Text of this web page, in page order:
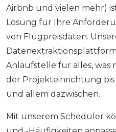
Airbnb und vielen mehr)
Lösung für Ihre
von Flugpreisdaten.
Anlaufstelle für alles, was
der Projekteinrichtung
und allem dazwischen.
Mit unserem Scheduler